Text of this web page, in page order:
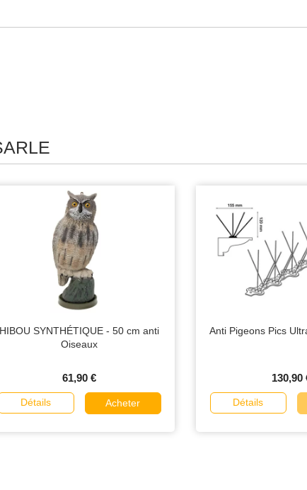
HIBOU SYNTHÉTIQUE - 50 cm anti
Oiseaux
61,90 €
Détails Acheter
Anti Pigeons Pics
130,90
Détails